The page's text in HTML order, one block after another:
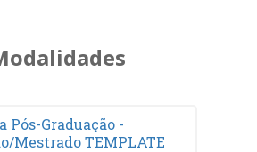
Pós-Graduação -
Mestrado TEMPLATE